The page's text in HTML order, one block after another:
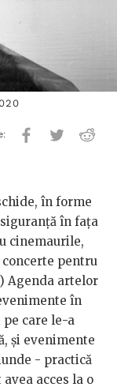
în forme
în fața
cinemaurile,
pentru
Agenda artelor
în
care le-a
și evenimente
- practică
acces la o